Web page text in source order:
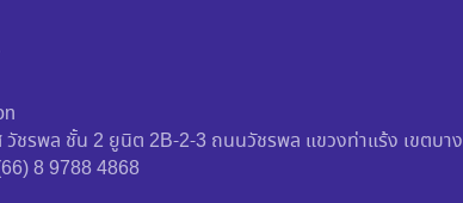
วัชรพล ชั้น 2 ยูนิต 2B-2-3 ถนนวัชรพล แขวงท่าแร้ง เขตบา
8 9788 4868